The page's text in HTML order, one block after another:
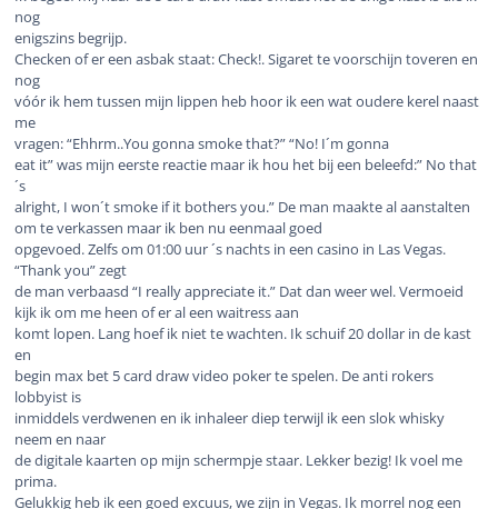
nog
enigszins begrijp.
Checken of er een asbak staat: Check!. Sigaret te voorschijn toveren en
nog
vóór ik hem tussen mijn lippen heb hoor ik een wat oudere kerel naast
me
vragen: “Ehhrm..You gonna smoke that?” “No! I´m gonna
eat it” was mijn eerste reactie maar ik hou het bij een beleefd:” No that
´s
alright, I won´t smoke if it bothers you.” De man maakte al aanstalten
om te verkassen maar ik ben nu eenmaal goed
opgevoed. Zelfs om 01:00 uur ´s nachts in een casino in Las Vegas.
“Thank you” zegt
de man verbaasd “I really appreciate it.” Dat dan weer wel. Vermoeid
kijk ik om me heen of er al een waitress aan
komt lopen. Lang hoef ik niet te wachten. Ik schuif 20 dollar in de kast
en
begin max bet 5 card draw video poker te spelen. De anti rokers
lobbyist is
inmiddels verdwenen en ik inhaleer diep terwijl ik een slok whisky
neem en naar
de digitale kaarten op mijn schermpje staar. Lekker bezig! Ik voel me
prima.
Gelukkig heb ik een goed excuus, we zijn in Vegas. Ik morrel nog een